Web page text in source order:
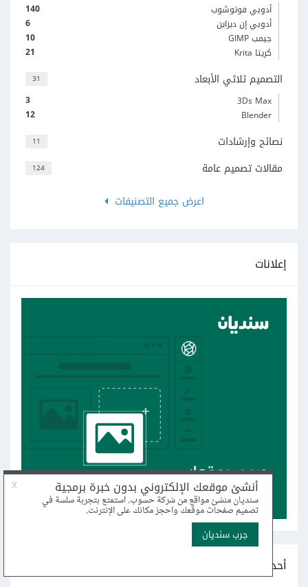
140
أدوبي فوتوشوب
6
أدوبي إن ديزاين
10
جيمب GIMP
21
كريتا Krita
31 التصميم ثلاثي الأبعاد
3
3Ds Max
12
Blender
11 نصائح وإرشادات
124
مقالات تصميم عامة
اعرض جميع التصنيفات
إعلانات
أحدث أسئلة التصميم